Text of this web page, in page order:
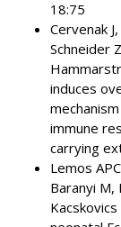
18:75
Cervenak
Schneider
induces
immune
carrying
Lemos
Baranyi M,